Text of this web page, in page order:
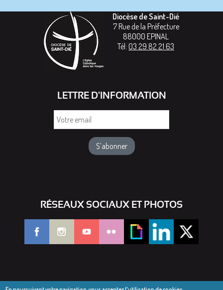
Diocèse de Saint-Dié
7 Rue de la Préfecture
88000 EPINAL
Tél: 03 29 82 21 63
LETTRE D'INFORMATION
RÉSEAUX SOCIAUX ET PHOTOS